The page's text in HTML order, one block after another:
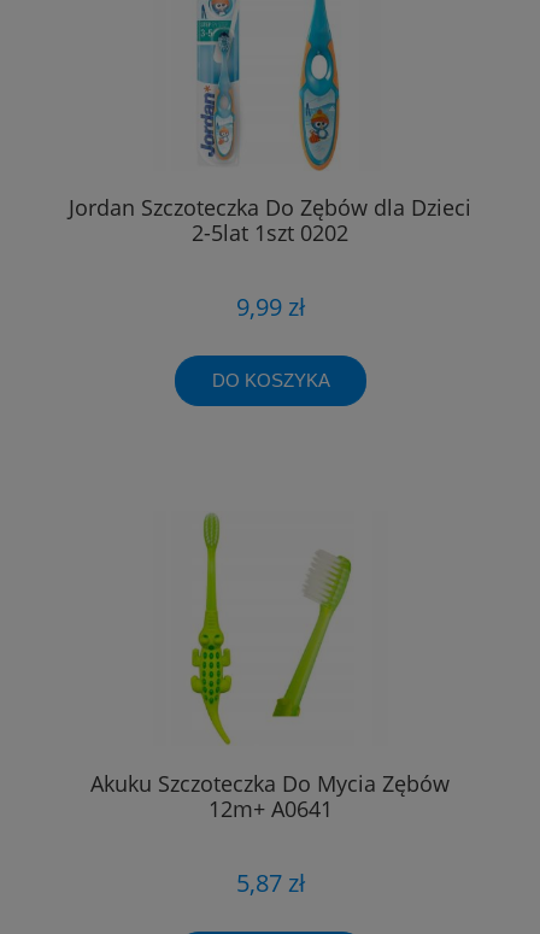
Jordan Szczoteczka Do Zębów dla Dzieci
2-5lat 1szt 0202
9,99 zł
DO KOSZYKA
Akuku Szczoteczka Do Mycia Zębów
12m+ A0641
5,87 zł